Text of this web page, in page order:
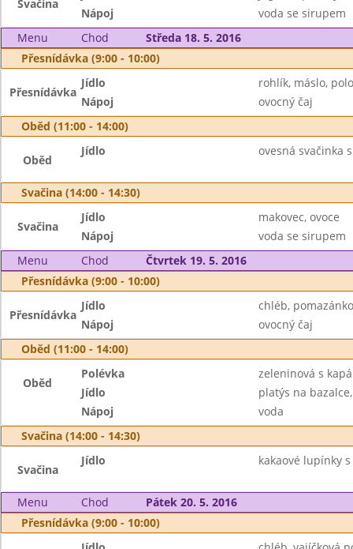
Svačina
Nápoj
voda se sirupem
Menu
Chod
Středa 18. 5. 2016
Přesnídávka (9:00 - 10:00)
Přesnídávka
Jídlo
rohlík, máslo,
Nápoj
ovocný čaj
Oběd (11:00 - 14:00)
Oběd
Jídlo ovesná svačinka
Svačina (14:00 - 14:30)
Svačina
Jídlo
makovec, ovoce
Nápoj
voda se sirupem
Menu
Chod
Čtvrtek 19. 5. 2016
Přesnídávka (9:00 - 10:00)
Přesnídávka
Jídlo
chléb,
Nápoj
ovocný čaj
Oběd (11:00 - 14:00)
Oběd
Polévka
zeleninová s
Jídlo
platýs na
Nápoj
voda
Svačina (14:00 - 14:30)
Svačina
Jídlo kakaové lupínky
Menu Chod
Pátek 20. 5. 2016
Přesnídávka (9:00 - 10:00)